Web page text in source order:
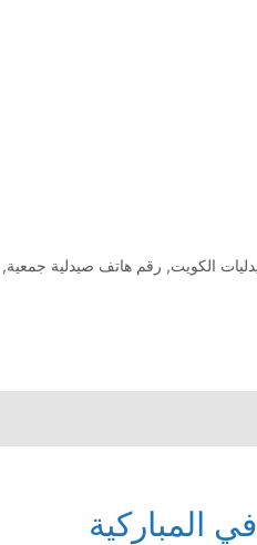
الكويت, رقم هاتف صيدلية جمعية,
المباركية